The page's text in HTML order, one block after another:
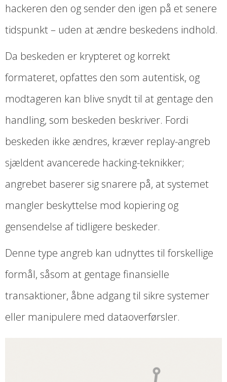
hackeren den og sender den igen på et senere
tidspunkt – uden at ændre beskedens indhold.
Da beskeden er krypteret og korrekt
formateret, opfattes den som autentisk, og
modtageren kan blive snydt til at gentage den
handling, som beskeden beskriver. Fordi
beskeden ikke ændres, kræver replay-angreb
sjældent avancerede hacking-teknikker;
angrebet baserer sig snarere på, at systemet
mangler beskyttelse mod kopiering og
gensendelse af tidligere beskeder.
Denne type angreb kan udnyttes til forskellige
formål, såsom at gentage finansielle
transaktioner, åbne adgang til sikre systemer
eller manipulere med dataoverførsler.